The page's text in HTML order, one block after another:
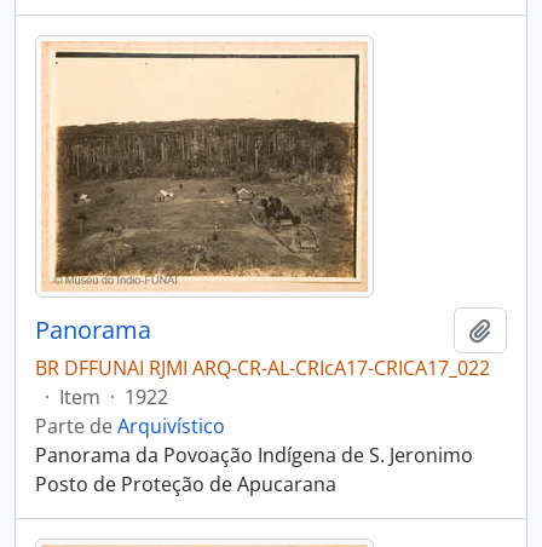
Panorama
BR DFFUNAI RJMI ARQ-CR-AL-CRIcA17-CRICA17_022
· Item · 1922
Parte deArquivístico
Panorama da Povoação Indígena de S. Jeronimo
Posto de Proteção de Apucarana